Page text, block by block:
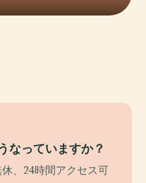
なっていますか？
、24時間アクセス可